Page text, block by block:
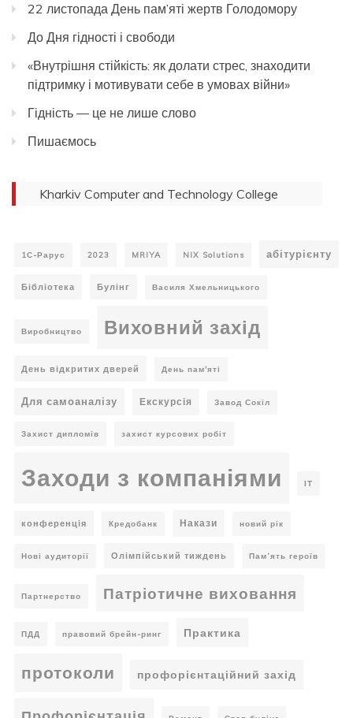
22 листопада День пам’яті жертв Голодомору
До Дня гідності і свободи
«Внутрішня стійкість: як долати стрес, знаходити
підтримку і мотивувати себе в умовах війни»
Гідність — це не лише слово
Пишаємось
Kharkiv Computer and Technology College
1С-Рарус 2023 MRIYA NIX Solutions абітурієнту
Бібліотека Булінг Василя Хмельницького
Виробництво Виховний захід
День відкритих дверей День пам'яті
Для самоаналізу Екскурсія Завод Сокіл
Захист дипломів захист курсових робіт
Заходи з компаніями ІТ
конференція Кредобанк Накази новий рік
Нові аудиторії Олімпійський тиждень Пам’ять героїв
Партнерство Патріотичне виховання
ПДД правовий брейн-ринг Практика
протоколи профорієнтаційний захід